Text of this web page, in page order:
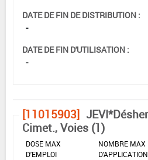
DATE DE FIN DE DISTRIBUTION :
-
DATE DE FIN D'UTILISATION :
-
[11015903]
Cimet., Voies (1)
DOSE MAX
D'EMPLOI
NOMBRE MAX
D'APPLICATION